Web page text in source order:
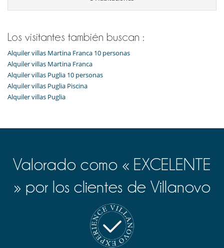
Salón TV
Los visitantes también buscan :
Alquiler villas Martina Franca 10 personas
Alquiler villas Martina Franca
Alquiler villas Puglia 10 personas
Alquiler villas Puglia Piscina
Alquiler villas Puglia
Valorado como « EXCELENTE
» por los clientes de Villanovo